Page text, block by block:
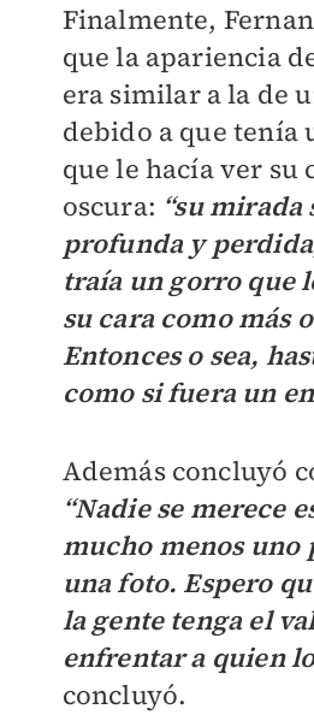
Finalmente,
que la apariencia
era similar a la de
debido a que tenía
que le hacía ver su
oscura: “su mirada
profunda y
traía un gorro que
su cara como más
Entonces o sea,
como si fuera un
Además concluyó
“Nadie se merece
mucho menos uno
una foto. Espero
la gente tenga el
enfrentar a quien
concluyó.